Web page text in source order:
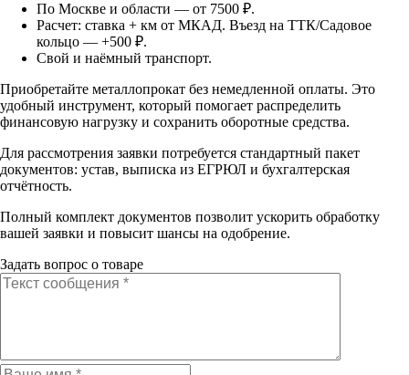
По Москве и области — от 7500 ₽.
Расчет: ставка + км от МКАД. Въезд на ТТК/Садовое
кольцо — +500 ₽.
Свой и наёмный транспорт.
Приобретайте металлопрокат без немедленной оплаты. Это
удобный инструмент, который помогает распределить
финансовую нагрузку и сохранить оборотные средства.
Для рассмотрения заявки потребуется стандартный пакет
документов: устав, выписка из ЕГРЮЛ и бухгалтерская
отчётность.
Полный комплект документов позволит ускорить обработку
вашей заявки и повысит шансы на одобрение.
Задать вопрос о товаре